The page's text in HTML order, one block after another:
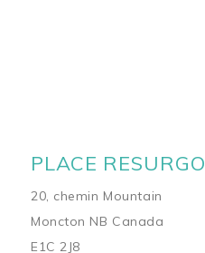
PLACE RESURGO
20, chemin Mountain
Moncton NB Canada
E1C 2J8